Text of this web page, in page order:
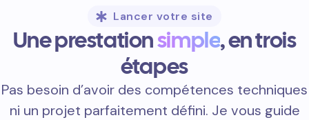
Lancer votre site
Une prestationsimple, en trois
étapes
Pas besoin d’avoir des compétences techniques
ni un projet parfaitement défini. Je vous guide